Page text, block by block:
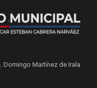
Domingo Martínez de Irala